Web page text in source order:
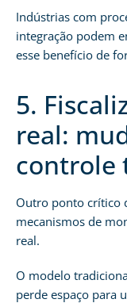
Indústrias com
integração podem
esse benefício de
5.
real:
controle
Outro ponto crítico
mecanismos de
real.
O modelo
perde espaço para